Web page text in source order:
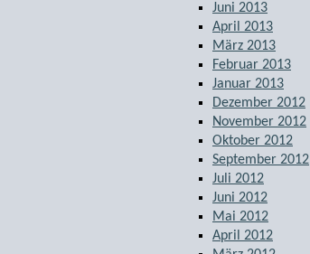
Juni 2013
April 2013
März 2013
Februar 2013
Januar 2013
Dezember 2012
November 2012
Oktober 2012
September 2012
Juli 2012
Juni 2012
Mai 2012
April 2012